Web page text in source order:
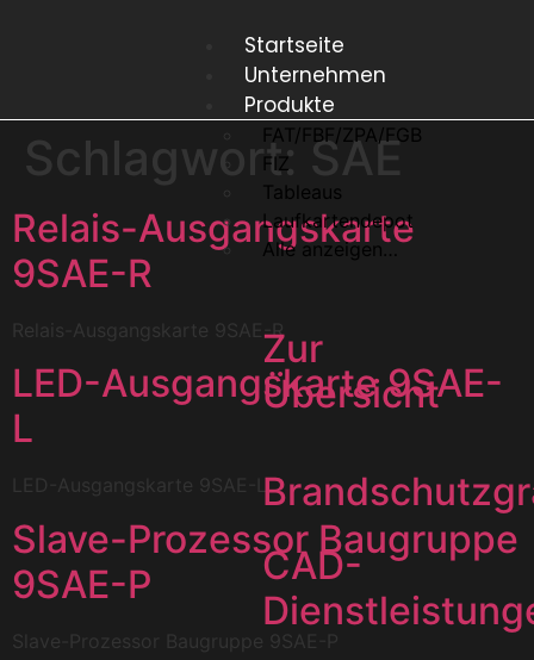
Startseite
Unternehmen
Produkte
FAT/FBF/ZPA/FGB
FIZ
Tableaus
Laufkartendepot
Alle anzeigen…
Zur
Übersicht
CAD-
Schlagwort: SAE
Relais-Ausgangskarte
9SAE-R
Relais-Ausgangskarte 9SAE-R
LED-Ausgangskarte 9SAE-
L
LED-Ausgangskarte 9SAE-L
Slave-Prozessor Baugruppe
9SAE-P
Slave-Prozessor Baugruppe 9SAE-P